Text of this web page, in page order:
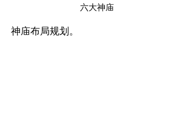
六大神庙
神庙布局规划。